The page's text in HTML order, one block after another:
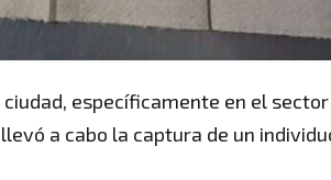
específicamente en el
a cabo la captura de un